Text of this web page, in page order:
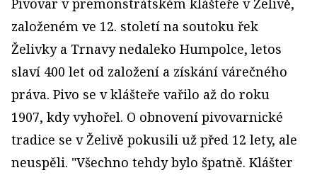
Pivovar v premonstrátském klášteře v Želivě,
založeném ve 12. století na soutoku řek
Želivky a Trnavy nedaleko Humpolce, letos
slaví 400 let od založení a získání várečného
práva. Pivo se v klášteře vařilo až do roku
1907, kdy vyhořel. O obnovení pivovarnické
tradice se v Želivě pokusili už před 12 lety, ale
neuspěli. "Všechno tehdy bylo špatně. Klášter